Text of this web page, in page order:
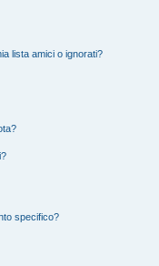
lista amici o ignorati?
specifico?